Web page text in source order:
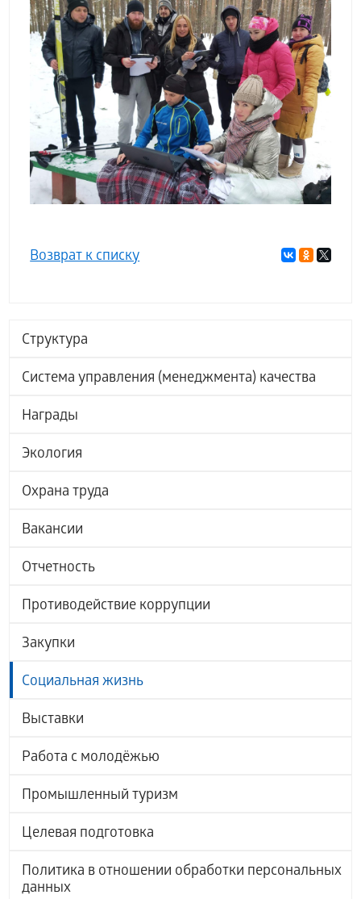
Структура
Система управления (менеджмента) качества
Награды
Экология
Охрана труда
Вакансии
Отчетность
Противодействие коррупции
Закупки
Социальная жизнь
Выставки
Работа с молодёжью
Промышленный туризм
Целевая подготовка
Политика в отношении обработки персональных
данных
Возврат к списку